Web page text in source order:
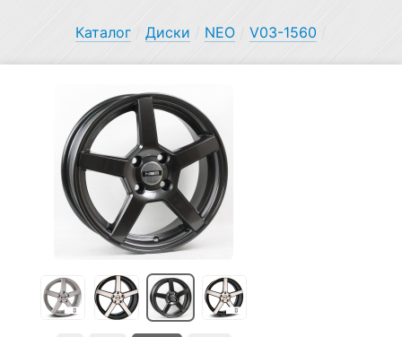
Каталог Диски NEO V03-1560